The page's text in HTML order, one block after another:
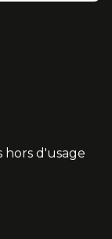
hors d'usage